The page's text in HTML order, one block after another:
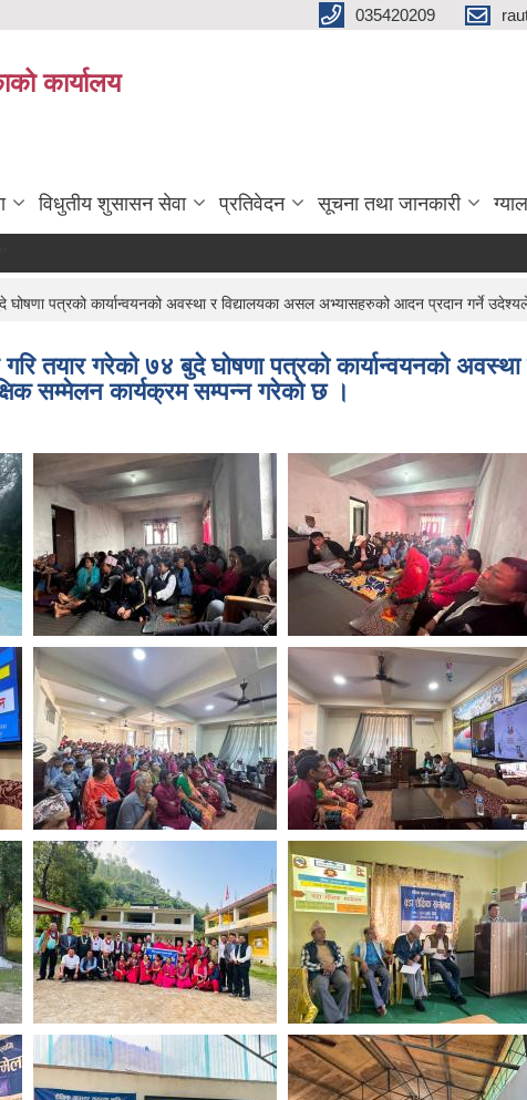
035420209
कार्यालय
विधुतीय शुसासन सेवा प्रतिवेदन सूचना तथा जानकारी
पत्रको कार्यान्वयनको अवस्था र विद्यालयका असल अभ्यासहरुको आदन प्रदान गर्ने
तयार गरेको ७४ बुदे घोषणा पत्रको कार्यान्वयनको
सम्मेलन कार्यक्रम सम्पन्न गरेको छ ।